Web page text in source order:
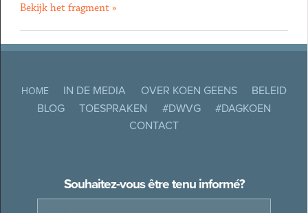
Bekijk het fragment »
HOME IN DE MEDIA OVER KOEN GEENS
BELEID
BLOG
TOESPRAKEN #DWVG
#DAGKOEN
CONTACT
Souhaitez-vous être tenu informé?